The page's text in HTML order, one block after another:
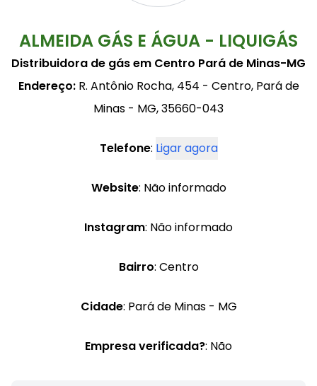
ALMEIDA GÁS E ÁGUA - LIQUIGÁS
Distribuidora de gás em Centro Pará de Minas-MG
Endereço:R. Antônio Rocha, 454 - Centro, Pará de
Minas - MG, 35660-043
Telefone: Ligar agora
Website: Não informado
Instagram: Não informado
Bairro: Centro
Cidade: Pará de Minas - MG
Empresa verificada?: Não